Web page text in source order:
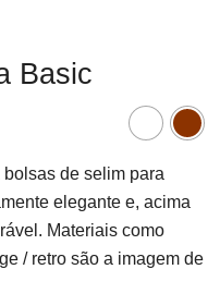
Basic
de selim para
elegante e, acima
Materiais como
/ retro são a imagem de